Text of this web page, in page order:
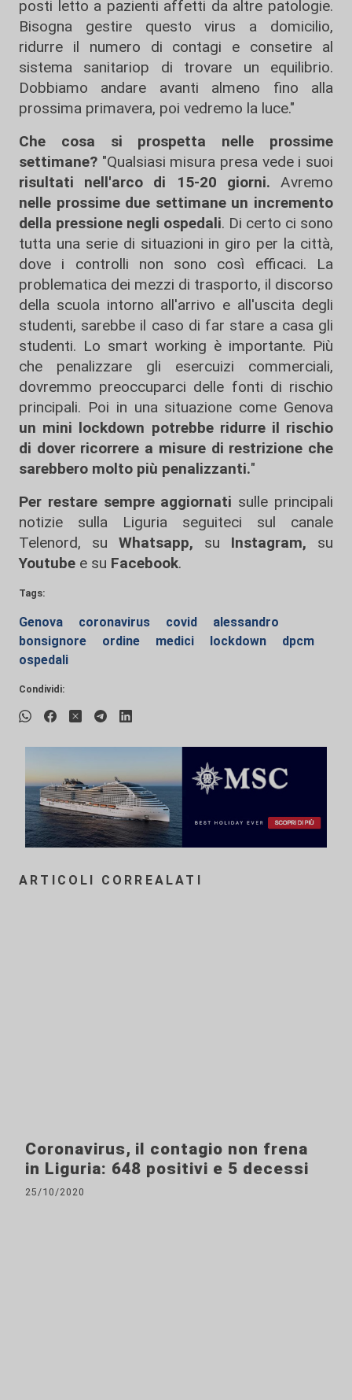
posti letto a pazienti affetti da altre patologie.
Bisogna gestire questo virus a domicilio,
ridurre il numero di contagi e consetire al
sistema sanitariop di trovare un equilibrio.
Dobbiamo andare avanti almeno fino alla
prossima primavera, poi vedremo la luce."
Che cosa si prospetta nelle prossime
settimane? "Qualsiasi misura presa vede i suoi
risultati nell'arco di 15-20 giorni. Avremo
nelle prossime due settimane un incremento
della pressione negli ospedali. Di certo ci sono
tutta una serie di situazioni in giro per la città,
dove i controlli non sono così efficaci. La
problematica dei mezzi di trasporto, il discorso
della scuola intorno all'arrivo e all'uscita degli
studenti, sarebbe il caso di far stare a casa gli
studenti. Lo smart working è importante. Più
che penalizzare gli esercuizi commerciali,
dovremmo preoccuparci delle fonti di rischio
principali. Poi in una situazione come Genova
un mini lockdown potrebbe ridurre il rischio
di dover ricorrere a misure di restrizione che
sarebbero molto più penalizzanti."
Per restare sempre aggiornati sulle principali
notizie sulla Liguria seguiteci sul canale
Telenord, su
Whatsapp, su Instagram, su
Youtube e su Facebook.
Tags:
Genova coronavirus covid
alessandro
bonsignore
ordine medici lockdown
dpcm
ospedali
Condividi:
ARTICOLI CORREALATI
Coronavirus, il contagio non frena
in Liguria: 648 positivi e 5 decessi
25/10/2020